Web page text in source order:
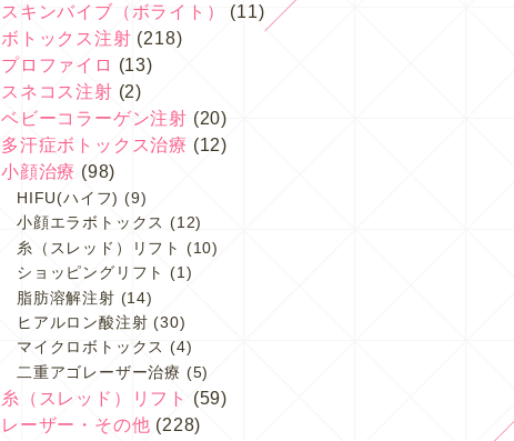
スキンバイブ（ボライト）
(11)
ボトックス注射 (218)
プロファイロ (13)
スネコス注射 (2)
ベビーコラーゲン注射 (20)
多汗症ボトックス治療 (12)
小顔治療 (98)
HIFU(ハイフ) (9)
小顔エラボトックス (12)
糸（スレッド）リフト
(10)
ショッピングリフト
(1)
脂肪溶解注射 (14)
ヒアルロン酸注射 (30)
マイクロボトックス (4)
二重アゴレーザー治療 (5)
糸（スレッド）リフト
(59)
レーザー・その他 (228)